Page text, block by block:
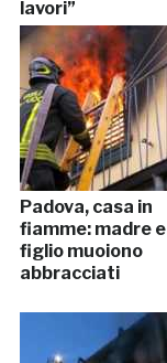
lavori”
Padova, casa in
fiamme: madre e
figlio muoiono
abbracciati